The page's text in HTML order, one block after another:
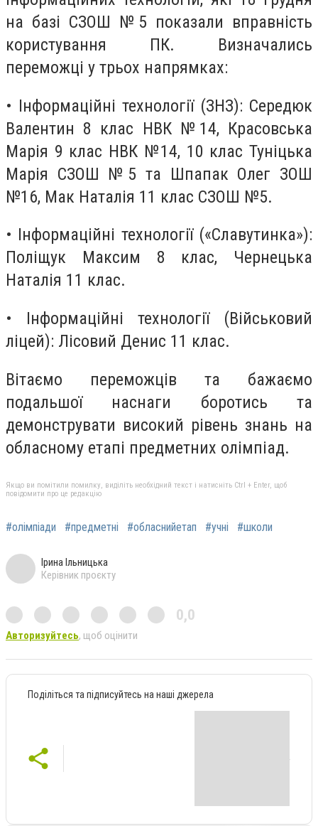
на базі СЗОШ №5 показали вправність
користування ПК. Визначались
переможці у трьох напрямках:
• Інформаційні технології (ЗНЗ): Середюк
Валентин 8 клас НВК №14, Красовська
Марія 9 клас НВК №14, 10 клас Туніцька
Марія СЗОШ №5 та Шпапак Олег ЗОШ
№16, Мак Наталія 11 клас СЗОШ №5.
• Інформаційні технології («Славутинка»):
Поліщук Максим 8 клас, Чернецька
Наталія 11 клас.
• Інформаційні технології (Військовий
ліцей): Лісовий Денис 11 клас.
Вітаємо переможців та бажаємо
подальшої наснаги боротись та
демонструвати високий рівень знань на
обласному етапі предметних олімпіад.
Якщо ви помітили помилку, виділіть необхідний текст і натисніть Ctrl + Enter, щоб
повідомити про це редакцію
#олімпіади #предметні #обласнийетап #учні #школи
Ірина Ільницька
Керівник проєкту
0,0
Авторизуйтесь, щоб оцінити
Поділіться та підписуйтесь на наші джерела